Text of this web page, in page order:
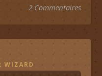
2 Commentaires
WIZARD